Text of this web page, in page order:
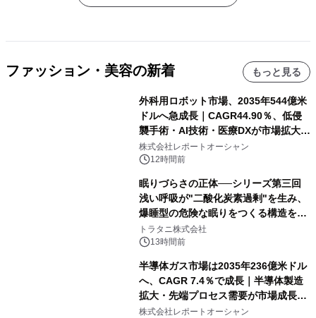
ファッション・美容の新着 もっと見る
外科用ロボット市場、2035年544億米
ドルへ急成長｜CAGR44.90％、低侵
襲手術・AI技術・医療DXが市場拡大を
牽引
株式会社レポートオーシャン
12時間前
眠りづらさの正体──シリーズ第三回
浅い呼吸が"二酸化炭素過剰"を生み、
爆睡型の危険な眠りをつくる構造を解
説
トラタニ株式会社
13時間前
半導体ガス市場は2035年236億米ドル
へ、CAGR 7.4％で成長｜半導体製造
拡大・先端プロセス需要が市場成長を
加速
株式会社レポートオーシャン